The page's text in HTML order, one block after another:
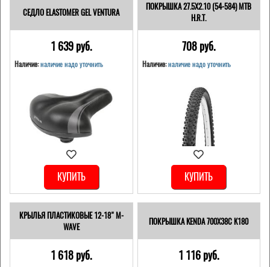
СЕДЛО ELASTOMER GEL VENTURA
1 639 pуб.
Наличие:наличие надо уточнить
КУПИТЬ
ПОКРЫШКА 27.5X2.10 (54-584) MTB
H.R.T.
708 pуб.
Наличие: наличие надо уточнить
КУПИТЬ
КРЫЛЬЯ ПЛАСТИКОВЫЕ 12-18" M-
WAVE
1 618 pуб.
ПОКРЫШКА KENDA 700Х38С K180
1 116 pуб.